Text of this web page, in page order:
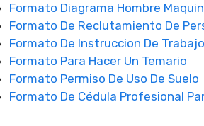
Formato Diagrama Hombre
Formato De Reclutamiento De
Formato De Instruccion De Trabajo
Formato Para Hacer Un Temario
Formato Permiso De Uso De Suelo
Formato De Cédula Profesional